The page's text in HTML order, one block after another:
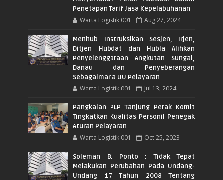
Penetapan Tarif Jasa Kepelabuhanan
Warta Logistik 001 Aug 27, 2024
Menhub Instruksikan Sesjen, Irjen,
Ditjen Hubdat dan Hubla Alihkan
Penyelenggaraan Angkutan Sungai,
Danau dan Penyeberangan
Sebagaimana UU Pelayaran
Warta Logistik 001 Jul 13, 2024
Pangkalan PLP Tanjung Perak Komit
Tingkatkan Kualitas Personil Penegak
Aturan Pelayaran
Warta Logistik 001 Oct 25, 2023
Soleman B. Ponto : Tidak Tepat
Melakukan Perubahan Pada Undang-
Undang 17 Tahun 2008 Tentang